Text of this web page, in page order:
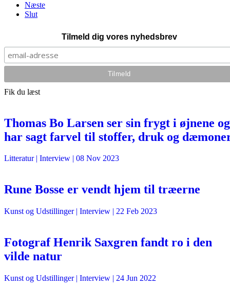
Næste
Slut
Tilmeld dig vores nyhedsbrev
Fik du læst
Thomas Bo Larsen ser sin frygt i øjnene og
har sagt farvel til stoffer, druk og
Litteratur| Interview | 08 Nov 2023
Rune Bosse er vendt hjem til træerne
Kunst og Udstillinger| Interview | 22 Feb 2023
Fotograf Henrik Saxgren fandt ro i den
vilde natur
Kunst og Udstillinger| Interview | 24 Jun 2022